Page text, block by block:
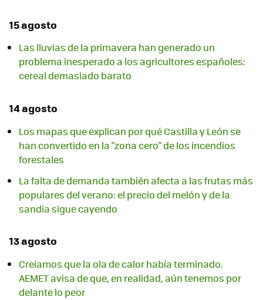
15 agosto
Las lluvias de la primavera han generado un
problema inesperado a los agricultores españoles:
cereal demasiado barato
14 agosto
Los mapas que explican por qué Castilla y León se
han convertido en la "zona cero" de los incendios
forestales
La falta de demanda también afecta a las frutas más
populares del verano: el precio del melón y de la
sandía sigue cayendo
13 agosto
Creíamos que la ola de calor había terminado.
AEMET avisa de que, en realidad, aún tenemos por
delante lo peor